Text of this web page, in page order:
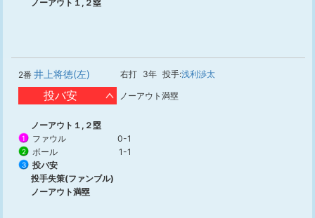
ノーアウト１,２塁
2番 井上将徳(左) 右打 3年 投手:浅利渉太
投バ安 ノーアウト満塁
ノーアウト１,２塁
1 ファウル 0-1
2 ボール 1-1
3
投バ安
投手失策(ファンブル)
ノーアウト満塁